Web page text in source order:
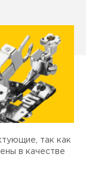
так как
в качестве